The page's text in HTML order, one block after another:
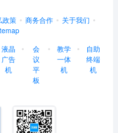
政策 商务合作
关于我们
液晶
广告
机
会
议
平
板
教学
一体
机
自助
终端
机